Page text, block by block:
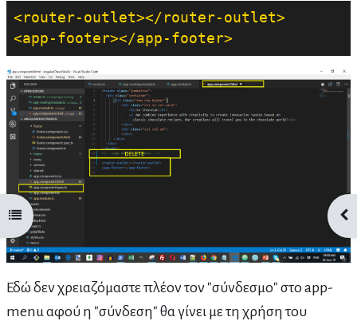
Άνοιγμα ευρετηρίου μαθήματος
<router-outlet></router-outlet>
<app-footer></app-footer>
Εδώ δεν χρειαζόμαστε πλέον τον "σύνδεσμο" στο app-
menu αφού η "σύνδεση" θα γίνει με τη χρήση του